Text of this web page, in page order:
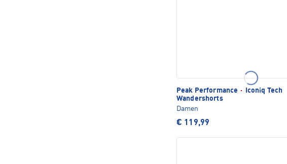
Peak Performance ·
Iconiq Tech
Wandershorts
Damen
€ 119,99